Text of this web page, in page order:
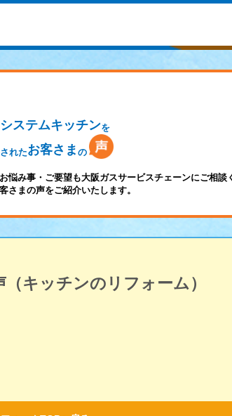
ステムキッチンを
されたお客さま の
悩み事・ご要望も大阪ガスサービスチェーンにご相
さまの声をご紹介いたします。
キッチンのリフォーム）